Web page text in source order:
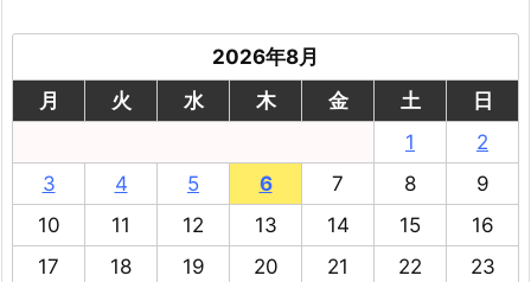
2026年8月
月
火 水 木 金 土
日
1
2
3
4 5 6 7 8
9
10
11 12 13 14 15
16
17
18 19 20 21 22
23